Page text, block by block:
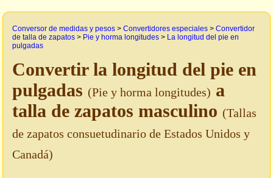
Conversor de medidas y pesos > Convertidores especiales > Convertidor
de talla de zapatos > Pie y horma longitudes > La longitud del pie en
pulgadas
Convertir la longitud del pie en
pulgadas (Pie y horma longitudes) a
talla de zapatos masculino (Tallas
de zapatos consuetudinario de Estados Unidos y
Canadá)